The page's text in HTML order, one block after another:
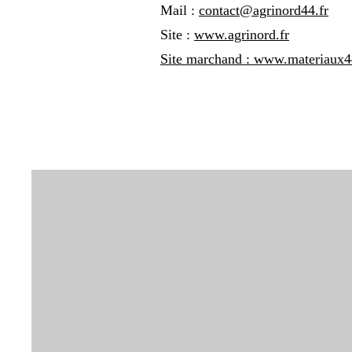
Mail : contact@agrinord44.fr
Site : www.agrinord.fr
Site marchand :